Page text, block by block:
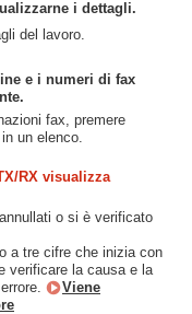
i dettagli.
del lavoro.
e i numeri di fax
fax, premere
un elenco.
RX visualizza
o si è verificato
a tre cifre che inizia con
verificare la causa e la
Viene